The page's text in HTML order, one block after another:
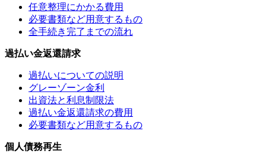
任意整理にかかる費用
必要書類など用意するもの
全手続き完了までの流れ
過払い金返還請求
過払いについての説明
グレーゾーン金利
出資法と利息制限法
過払い金返還請求の費用
必要書類など用意するもの
個人債務再生